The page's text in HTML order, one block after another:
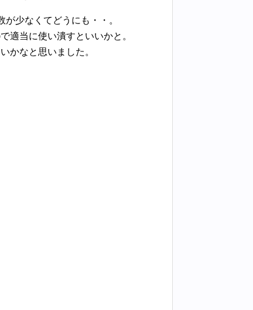
少なくてどうにも・・。
適当に使い潰すといいかと。
かなと思いました。